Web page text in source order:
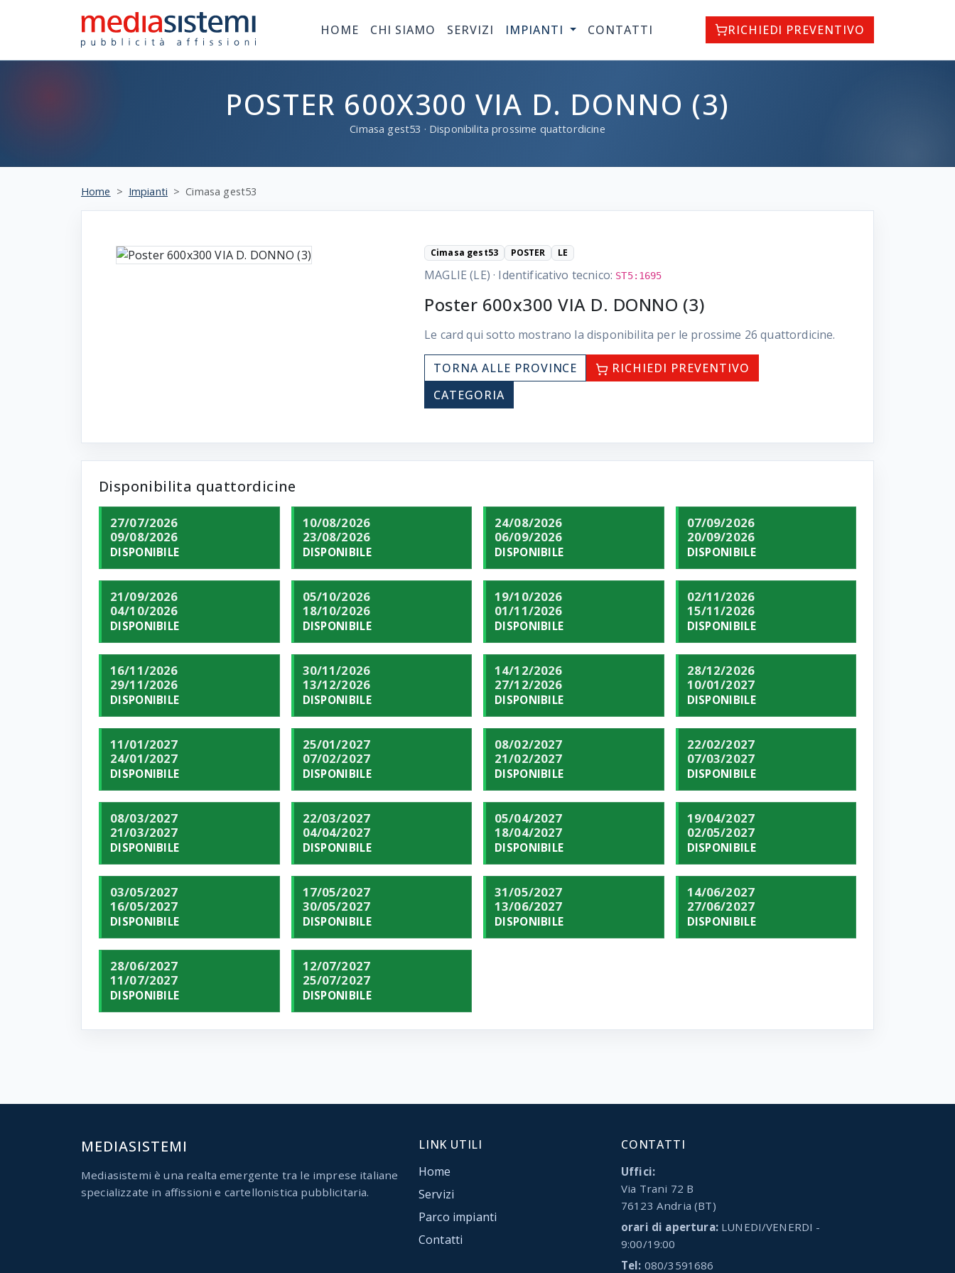
HOME CHI SIAMO SERVIZI IMPIANTI CONTATTI RICHIEDI PREVENTIVO
POSTER 600X300 VIA D. DONNO (3)
Cimasa gest53 · Disponibilita prossime quattordicine
Home Impianti Cimasa gest53
Cimasa gest53 POSTER LE
MAGLIE (LE) · Identificativo tecnico: ST5:1695
Poster 600x300 VIA D. DONNO (3)
Le card qui sotto mostrano la disponibilita per le prossime 26 quattordicine.
TORNA ALLE PROVINCE
RICHIEDI PREVENTIVO
CATEGORIA
Disponibilita quattordicine
27/07/2026
09/08/2026
DISPONIBILE
10/08/2026
23/08/2026
DISPONIBILE
24/08/2026
06/09/2026
DISPONIBILE
07/09/2026
20/09/2026
DISPONIBILE
21/09/2026
04/10/2026
DISPONIBILE
05/10/2026
18/10/2026
DISPONIBILE
19/10/2026
01/11/2026
DISPONIBILE
02/11/2026
15/11/2026
DISPONIBILE
16/11/2026
29/11/2026
DISPONIBILE
30/11/2026
13/12/2026
DISPONIBILE
14/12/2026
27/12/2026
DISPONIBILE
28/12/2026
10/01/2027
DISPONIBILE
11/01/2027
24/01/2027
DISPONIBILE
25/01/2027
07/02/2027
DISPONIBILE
08/02/2027
21/02/2027
DISPONIBILE
22/02/2027
07/03/2027
DISPONIBILE
08/03/2027
21/03/2027
DISPONIBILE
22/03/2027
04/04/2027
DISPONIBILE
05/04/2027
18/04/2027
DISPONIBILE
19/04/2027
02/05/2027
DISPONIBILE
03/05/2027
16/05/2027
DISPONIBILE
17/05/2027
30/05/2027
DISPONIBILE
31/05/2027
13/06/2027
DISPONIBILE
14/06/2027
27/06/2027
DISPONIBILE
28/06/2027
11/07/2027
DISPONIBILE
12/07/2027
25/07/2027
DISPONIBILE
MEDIASISTEMI
Mediasistemi è una realta emergente tra le imprese italiane
specializzate in affissioni e cartellonistica pubblicitaria.
LINK UTILI
Home
Servizi
Parco impianti
Contatti
CONTATTI
Uffici:
Via Trani 72 B
76123 Andria (BT)
orari di apertura:LUNEDI/VENERDI -
9:00/19:00
Tel: 080/3591686